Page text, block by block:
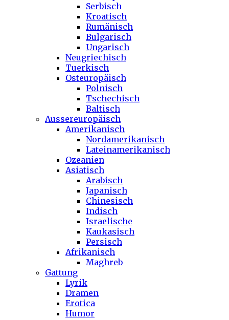
Serbisch
Kroatisch
Rumänisch
Bulgarisch
Ungarisch
Neugriechisch
Tuerkisch
Osteuropäisch
Polnisch
Tschechisch
Baltisch
Aussereuropäisch
Amerikanisch
Nordamerikanisch
Lateinamerikanisch
Ozeanien
Asiatisch
Arabisch
Japanisch
Chinesisch
Indisch
Israelische
Kaukasisch
Persisch
Afrikanisch
Maghreb
Gattung
Lyrik
Dramen
Erotica
Humor